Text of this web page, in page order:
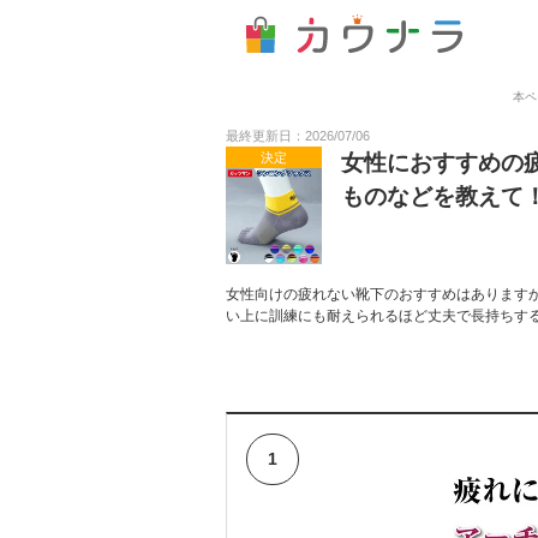
本
最終更新日：2026/07/06
決定
女性におすすめの
ものなどを教えて
女性向けの疲れない靴下のおすすめはありま
い上に訓練にも耐えられるほど丈夫で長持ち
1